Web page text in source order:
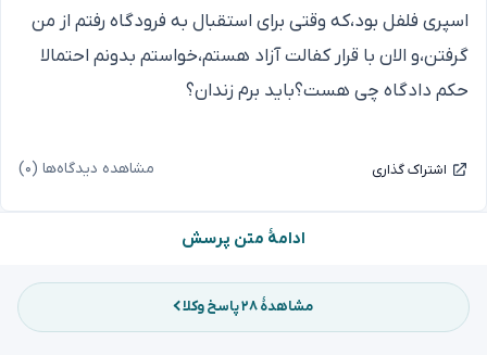
اسپری فلفل بود،که وقتی برای استقبال به فرودگاه رفتم از من
گرفتن،و الان با قرار کفالت آزاد هستم،خواستم بدونم احتمالا
حکم دادگاه چی هست؟باید برم زندان؟
اشتراک گذاری مشاهده دیدگاه‌ها (۰)
ادامهٔ متن پرسش
مشاهدهٔ ۲۸ پاسخ وکلا